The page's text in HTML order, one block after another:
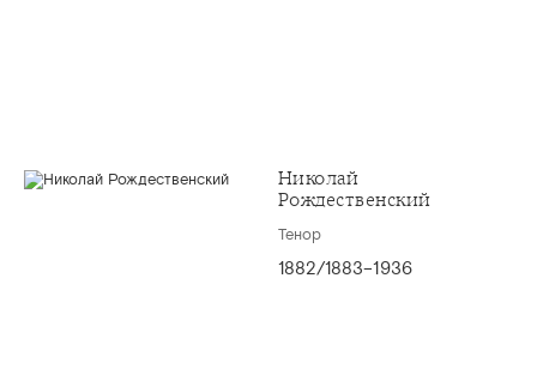
Николай
Рождественский
Тенор
1882/1883–1936